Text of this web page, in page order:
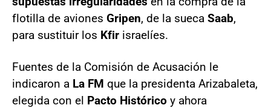
flotilla de aviones Gripen, de la sueca Saab,
para sustituir los Kfir israelíes.
Fuentes de la Comisión de Acusación le
indicaron a La FM que la presidenta Arizabaleta,
elegida con el Pacto Histórico y ahora